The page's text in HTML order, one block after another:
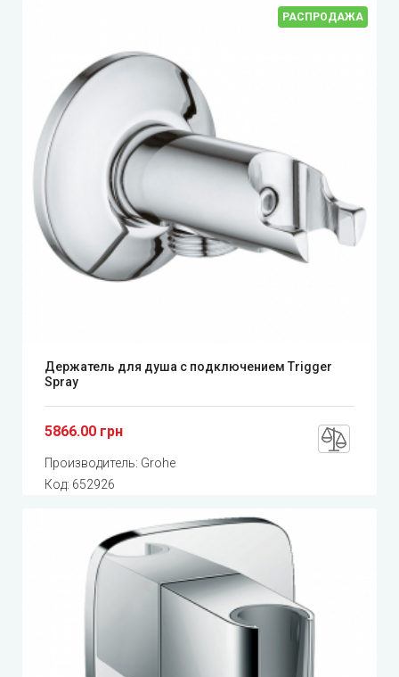
РАСПРОДАЖА
Держатель для душа с подключением Trigger
Spray
5866.00 грн
Производитель: Grohe
Код: 652926